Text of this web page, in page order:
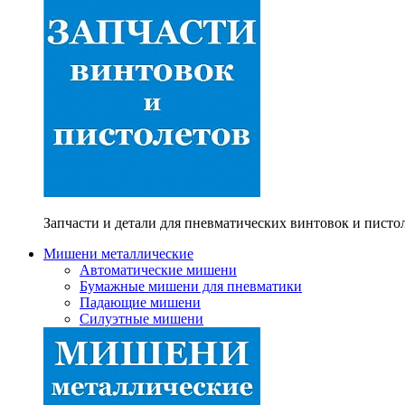
Запчасти и детали для пневматических винтовок и
Мишени металлические
Автоматические мишени
Бумажные мишени для пневматики
Падающие мишени
Силуэтные мишени